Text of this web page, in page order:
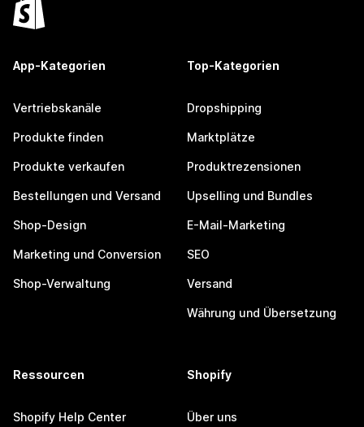
App-Kategorien
Vertriebskanäle
Produkte finden
Produkte verkaufen
Bestellungen und Versand
Shop-Design
Marketing und Conversion
Shop-Verwaltung
Top-Kategorien
Dropshipping
Marktplätze
Produktrezensionen
Upselling und Bundles
E-Mail-Marketing
SEO
Versand
Währung und Übersetzung
Ressourcen
Shopify Help Center
Shopify
Über uns